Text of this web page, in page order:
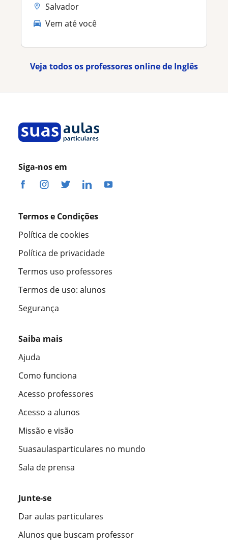
Salvador
Vem até você
Veja todos os professores online de Inglês
Siga-nos em
Termos e Condições
Política de cookies
Política de privacidade
Termos uso professores
Termos de uso: alunos
Segurança
Saiba mais
Ajuda
Como funciona
Acesso professores
Acesso a alunos
Missão e visão
Suasaulasparticulares no mundo
Sala de prensa
Junte-se
Dar aulas particulares
Alunos que buscam professor